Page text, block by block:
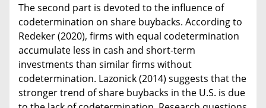
The second part is devoted to the influence of
codetermination on share buybacks. According to
Redeker (2020), firms with equal codetermination
accumulate less in cash and short-term
investments than similar firms without
codetermination. Lazonick (2014) suggests that the
stronger trend of share buybacks in the U.S. is due